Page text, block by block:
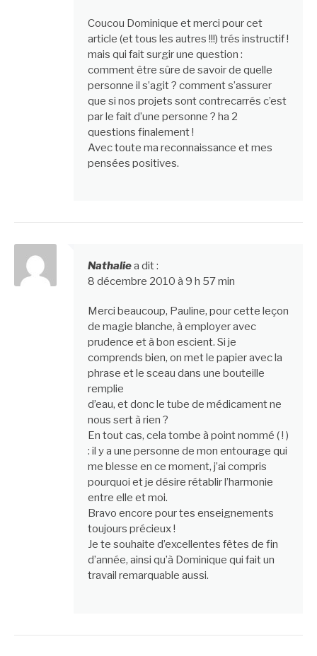
Coucou Dominique et merci pour cet
article (et tous les autres !!!) trés instructif !
mais qui fait surgir une question :
comment être sûre de savoir de quelle
personne il s’agit ? comment s’assurer
que si nos projets sont contrecarrés c’est
par le fait d’une personne ? ha 2
questions finalement !
Avec toute ma reconnaissance et mes
pensées positives.
Nathaliea dit :
8 décembre 2010 à 9 h 57 min
Merci beaucoup, Pauline, pour cette leçon
de magie blanche, à employer avec
prudence et à bon escient. Si je
comprends bien, on met le papier avec la
phrase et le sceau dans une bouteille
remplie
d’eau, et donc le tube de médicament ne
nous sert à rien ?
En tout cas, cela tombe à point nommé ( ! )
: il y a une personne de mon entourage qui
me blesse en ce moment, j’ai compris
pourquoi et je désire rétablir l’harmonie
entre elle et moi.
Bravo encore pour tes enseignements
toujours précieux !
Je te souhaite d’excellentes fêtes de fin
d’année, ainsi qu’à Dominique qui fait un
travail remarquable aussi.